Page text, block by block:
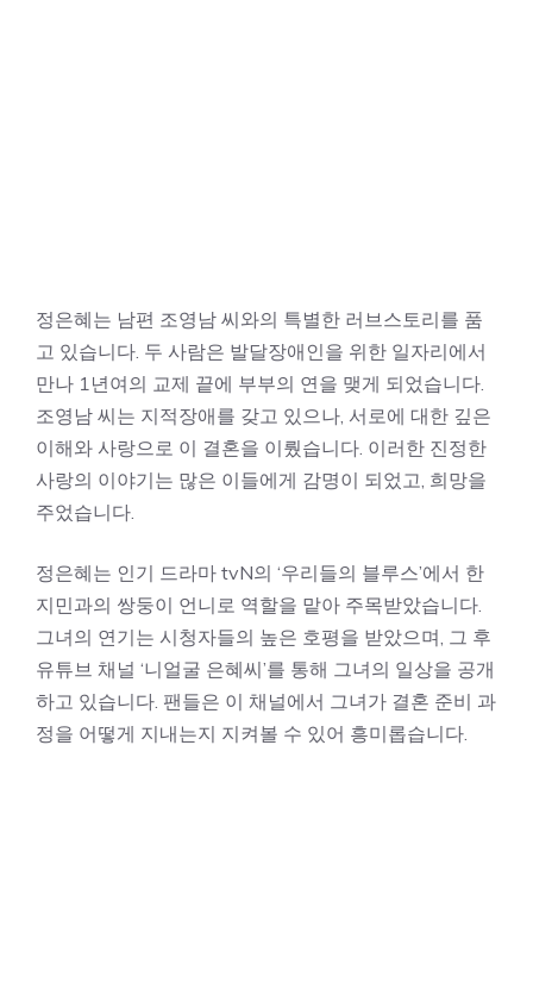
정은혜는 남편 조영남 씨와의 특별한 러브스토리를 품
고 있습니다. 두 사람은 발달장애인을 위한 일자리에서
만나 1년여의 교제 끝에 부부의 연을 맺게 되었습니다.
조영남 씨는 지적장애를 갖고 있으나, 서로에 대한 깊은
이해와 사랑으로 이 결혼을 이뤘습니다. 이러한 진정한
사랑의 이야기는 많은 이들에게 감명이 되었고, 희망을
주었습니다.
정은혜는 인기 드라마 tvN의 ‘우리들의 블루스’에서 한
지민과의 쌍둥이 언니로 역할을 맡아 주목받았습니다.
그녀의 연기는 시청자들의 높은 호평을 받았으며, 그 후
유튜브 채널 ‘니얼굴 은혜씨’를 통해 그녀의 일상을 공개
하고 있습니다. 팬들은 이 채널에서 그녀가 결혼 준비 과
정을 어떻게 지내는지 지켜볼 수 있어 흥미롭습니다.